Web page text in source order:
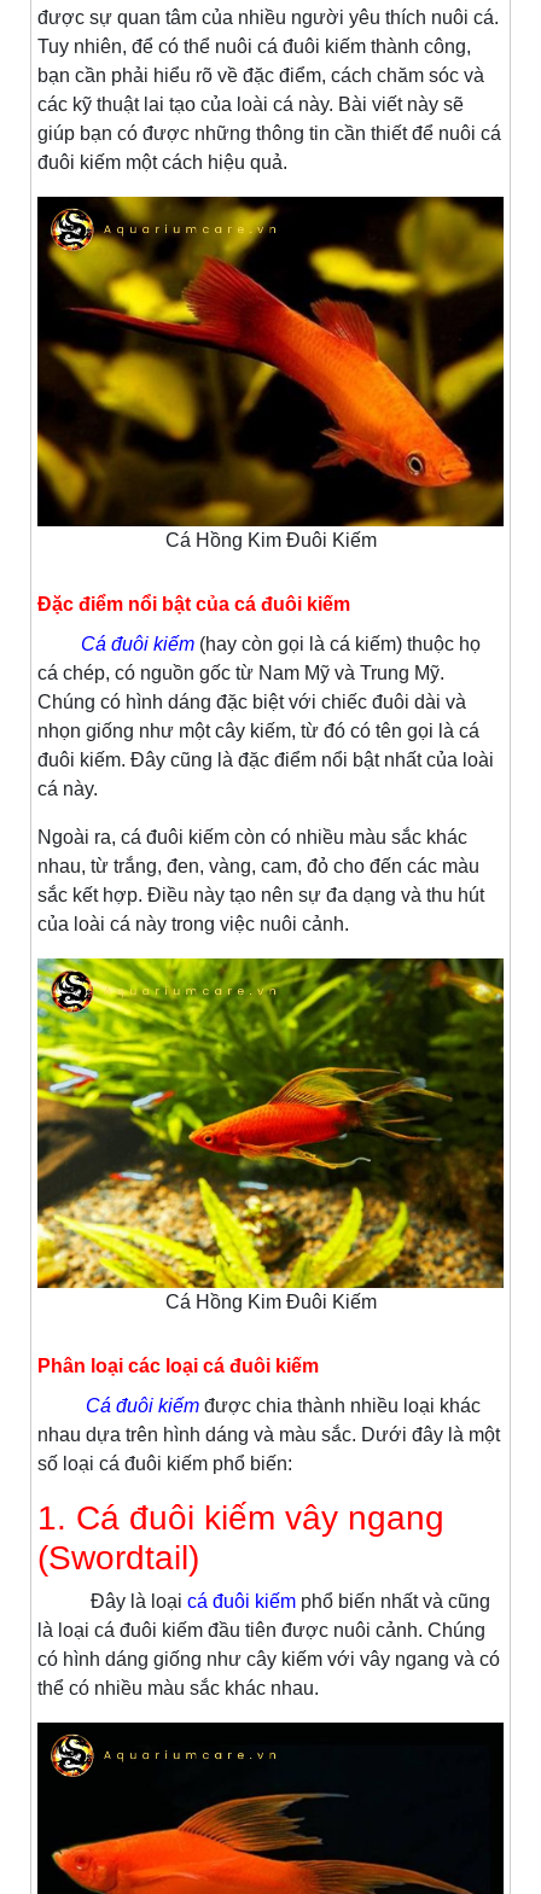
được sự quan tâm của nhiều người yêu thích nuôi cá.
Tuy nhiên, để có thể nuôi cá đuôi kiếm thành công,
bạn cần phải hiểu rõ về đặc điểm, cách chăm sóc và
các kỹ thuật lai tạo của loài cá này. Bài viết này sẽ
giúp bạn có được những thông tin cần thiết để nuôi cá
đuôi kiếm một cách hiệu quả.
Cá Hồng Kim Đuôi Kiếm
Đặc điểm nổi bật của cá đuôi kiếm
Cá đuôi kiếm (hay còn gọi là cá kiếm) thuộc họ
cá chép, có nguồn gốc từ Nam Mỹ và Trung Mỹ.
Chúng có hình dáng đặc biệt với chiếc đuôi dài và
nhọn giống như một cây kiếm, từ đó có tên gọi là cá
đuôi kiếm. Đây cũng là đặc điểm nổi bật nhất của loài
cá này.
Ngoài ra, cá đuôi kiếm còn có nhiều màu sắc khác
nhau, từ trắng, đen, vàng, cam, đỏ cho đến các màu
sắc kết hợp. Điều này tạo nên sự đa dạng và thu hút
của loài cá này trong việc nuôi cảnh.
Cá Hồng Kim Đuôi Kiếm
Phân loại các loại cá đuôi kiếm
Cá đuôi kiếm được chia thành nhiều loại khác
nhau dựa trên hình dáng và màu sắc. Dưới đây là một
số loại cá đuôi kiếm phổ biến:
1. Cá đuôi kiếm vây ngang
(Swordtail)
Đây là loại cá đuôi kiếm phổ biến nhất và cũng
là loại cá đuôi kiếm đầu tiên được nuôi cảnh. Chúng
có hình dáng giống như cây kiếm với vây ngang và có
thể có nhiều màu sắc khác nhau.